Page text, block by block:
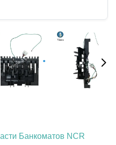
Банкоматов NCR